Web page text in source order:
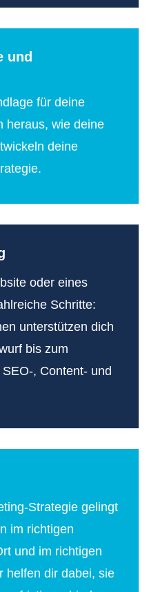
und
für deine
heraus, wie deine
deine
oder eines
Schritte:
unterstützen dich
bis zum
, Content- und
Strategie gelingt
im richtigen
und im richtigen
helfen dir dabei, sie